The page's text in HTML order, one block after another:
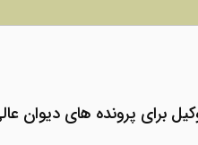
برای پرونده های دیوان